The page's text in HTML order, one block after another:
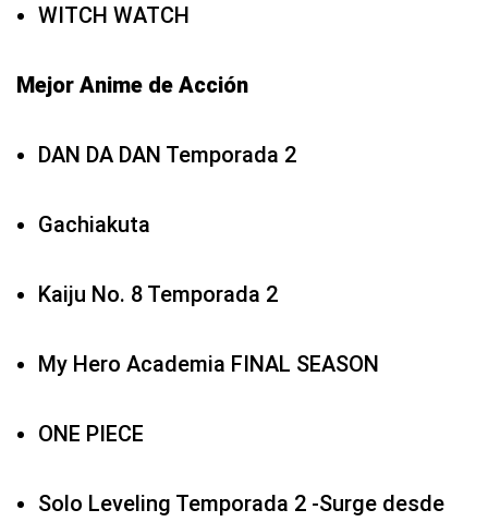
WITCH WATCH
Mejor Anime de Acción
DAN DA DAN Temporada 2
Gachiakuta
Kaiju No. 8 Temporada 2
My Hero Academia FINAL SEASON
ONE PIECE
Solo Leveling Temporada 2 -Surge desde